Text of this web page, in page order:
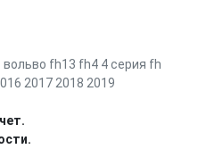
вольво fh13 fh4 4 серия fh
2017 2018 2019